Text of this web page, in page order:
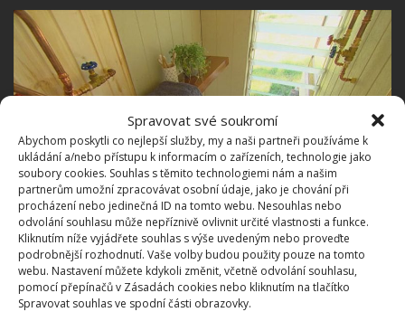
Spravovat své soukromí
Abychom poskytli co nejlepší služby, my a naši partneři používáme k
ukládání a/nebo přístupu k informacím o zařízeních, technologie jako
soubory cookies. Souhlas s těmito technologiemi nám a našim
partnerům umožní zpracovávat osobní údaje, jako je chování při
procházení nebo jedinečná ID na tomto webu. Nesouhlas nebo
odvolání souhlasu může nepříznivě ovlivnit určité vlastnosti a funkce.
Kliknutím níže vyjádřete souhlas s výše uvedeným nebo proveďte
podrobnější rozhodnutí. Vaše volby budou použity pouze na tomto
webu. Nastavení můžete kdykoli změnit, včetně odvolání souhlasu,
pomocí přepínačů v Zásadách cookies nebo kliknutím na tlačítko
Spravovat souhlas ve spodní části obrazovky.